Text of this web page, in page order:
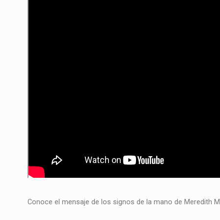
Conoce el mensaje de los signos de la mano de Meredith